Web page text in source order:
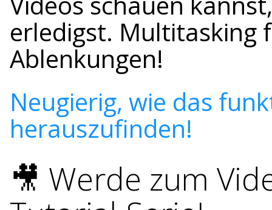
erledigst. Multitasking
Ablenkungen!
Neugierig, wie das
herauszufinden!
🎥 Werde zum